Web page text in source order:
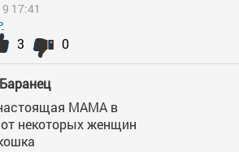
17:41
0
3
МАМА в
некоторых женщин